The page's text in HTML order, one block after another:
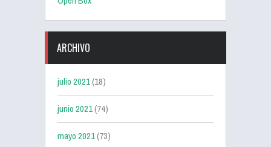
ARCHIVO
julio 2021(18)
junio 2021(74)
mayo 2021(73)